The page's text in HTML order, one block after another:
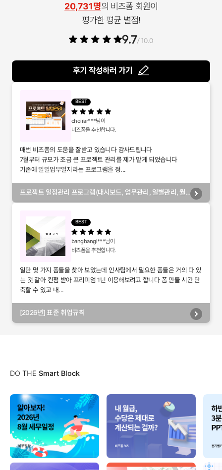
20,731명의 비즈폼 회원이
평가한 평균 별점!
9.7/ 10.0
후기 작성하러 가기
BEST
choirar***님이
비즈폼을 추천합니다.
매번 비즈폼의 도움을 잘받고 있습니다 감사드립니다
7월부터 규모가 조금 큰 프로젝트 관리를 제가 맡게 되었습니다
기존에 일일업무일지라는 프로그램을 정...
프로젝트 일정관리 프로그램(대시보드, 업무관리, 일별관리, 월
BEST
bangbangi***님이
비즈폼을 추천합니다.
일단 몇 가지 폼들을 찾아 보았는데 인사팀에서 필요한 폼들은 거의 다 있
는 것 같아 컨펌 받아 프리미엄 1년 이용해보려고 합니다 폼 만들 시간 단
축할 수 있고 내...
[2026년] 표준 취업규칙
DO THE Smart Block